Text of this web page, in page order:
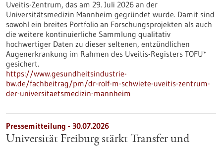
Uveitis-Zentrum, das am 29. Juli 2026 an der
Universitätsmedizin Mannheim gegründet wurde. Damit sind
sowohl ein breites Portfolio an Forschungsprojekten als auch
die weitere kontinuierliche Sammlung qualitativ
hochwertiger Daten zu dieser seltenen, entzündlichen
Augenerkrankung im Rahmen des Uveitis-Registers TOFU*
gesichert.
https://www.gesundheitsindustrie-
bw.de/fachbeitrag/pm/dr-rolf-m-schwiete-uveitis-zentrum-
der-universitaetsmedizin-mannheim
Pressemitteilung - 30.07.2026
Universität Freiburg stärkt Transfer und